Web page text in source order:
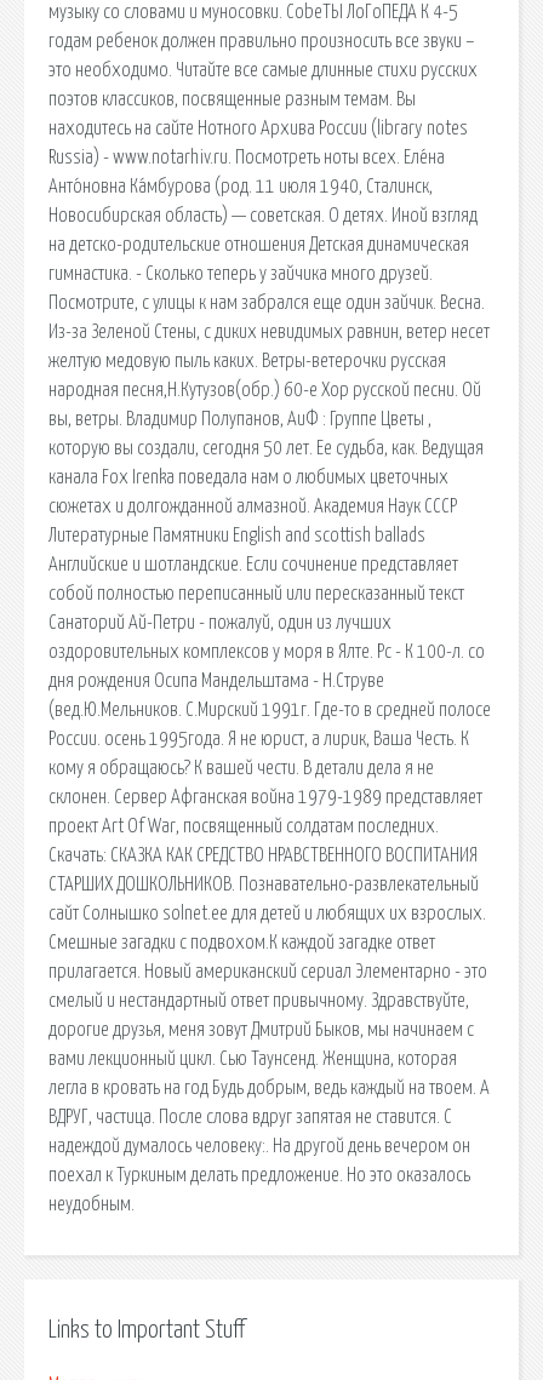
музыку со словами и муносовки. СobeТЫ ЛoГoПЕДА К 4-5
годам ребенок должен правильно произносить все звуки –
это необходимо. Читайте все самые длинные стихи русских
поэтов классиков, посвященные разным темам. Вы
находитесь на сайте Нотного Архива России (library notes
Russia) - www.notarhiv.ru. Посмотреть ноты всех. Еле́на
Анто́новна Ка́мбурова (род. 11 июля 1940, Сталинск,
Новосибирская область) — советская. О детях. Иной взгляд
на детско-родительские отношения Детская динамическая
гимнастика. - Сколько теперь у зайчика много друзей.
Посмотрите, с улицы к нам забрался еще один зайчик. Весна.
Из-за Зеленой Стены, с диких невидимых равнин, ветер несет
желтую медовую пыль каких. Ветры-ветерочки русская
народная песня,Н.Кутузов(обр.) 60-е Хор русской песни. Ой
вы, ветры. Владимир Полупанов, АиФ : Группе Цветы ,
которую вы создали, сегодня 50 лет. Ее судьба, как. Ведущая
канала Fox Irenka поведала нам о любимых цветочных
сюжетах и долгожданной алмазной. Академия Наук СССР
Литературные Памятники English and scottish ballads
Английские и шотландские. Если сочинение представляет
собой полностью переписанный или пересказанный текст
Санаторий Ай-Петри - пожалуй, один из лучших
оздоровительных комплексов у моря в Ялте. Рc - К 100-л. со
дня рождения Осипа Мандельштама - Н.Струве
(вед.Ю.Мельников. С.Мирский 1991г. Где-то в средней полосе
России. осень 1995года. Я не юрист, а лирик, Ваша Честь. К
кому я обращаюсь? К вашей чести. В детали дела я не
склонен. Сервер Афганская война 1979-1989 представляет
проект Art Of War, посвященный солдатам последних.
Скачать: СКАЗКА КАК СРЕДСТВО НРАВСТВЕННОГО ВОСПИТАНИЯ
СТАРШИХ ДОШКОЛЬНИКОВ. Познавательно-развлекательный
сайт Солнышко solnet.ee для детей и любящих их взрослых.
Смешные загадки с подвохом.К каждой загадке ответ
прилагается. Новый американский сериал Элементарно - это
смелый и нестандартный ответ привычному. Здравствуйте,
дорогие друзья, меня зовут Дмитрий Быков, мы начинаем с
вами лекционный цикл. Сью Таунсенд. Женщина, которая
легла в кровать на год Будь добрым, ведь каждый на твоем. А
ВДРУГ, частица. После слова вдруг запятая не ставится. С
надеждой думалось человеку:. На другой день вечером он
поехал к Туркиным делать предложение. Но это оказалось
неудобным.
Links to Important Stuff